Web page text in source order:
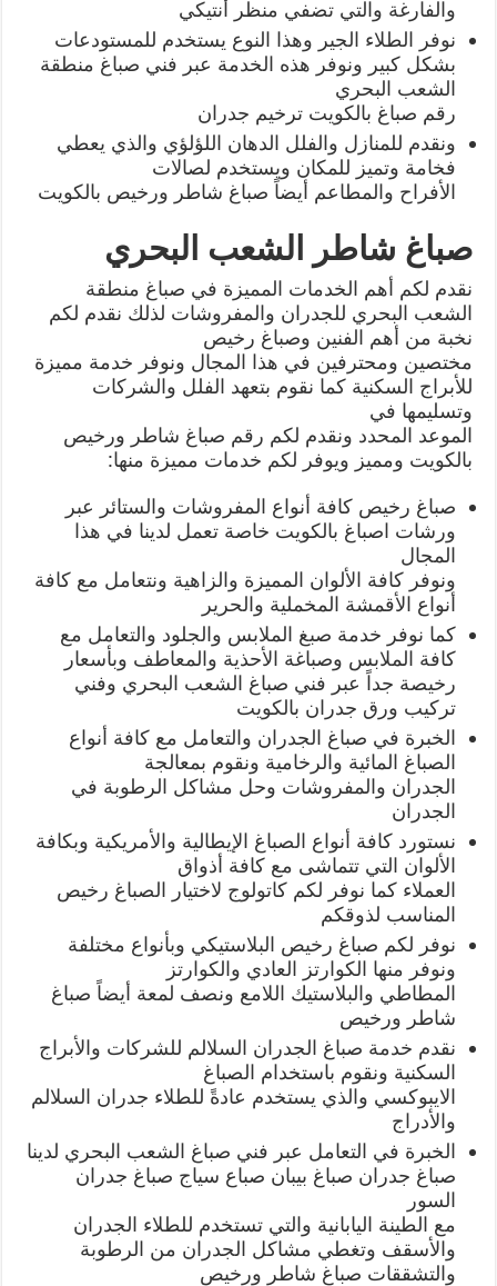
والفارغة والتي تضفي منظر أنتيكي
نوفر الطلاء الجير وهذا النوع يستخدم للمستودعات
بشكل كبير ونوفر هذه الخدمة عبر فني صباغ منطقة
الشعب البحري
رقم صباغ بالكويت ترخيم جدران
ونقدم للمنازل والفلل الدهان اللؤلؤي والذي يعطي
فخامة وتميز للمكان ويستخدم لصالات
الأفراح والمطاعم أيضاً صباغ شاطر ورخيص بالكويت
صباغ شاطر الشعب البحري
نقدم لكم أهم الخدمات المميزة في صباغ منطقة
الشعب البحري للجدران والمفروشات لذلك نقدم لكم
نخبة من أهم الفنين وصباغ رخيص
مختصين ومحترفين في هذا المجال ونوفر خدمة مميزة
للأبراج السكنية كما نقوم بتعهد الفلل والشركات
وتسليمها في
الموعد المحدد ونقدم لكم رقم صباغ شاطر ورخيص
بالكويت ومميز ويوفر لكم خدمات مميزة منها:
صباغ رخيص كافة أنواع المفروشات والستائر عبر
ورشات اصباغ بالكويت خاصة تعمل لدينا في هذا
المجال
ونوفر كافة الألوان المميزة والزاهية ونتعامل مع كافة
أنواع الأقمشة المخملية والحرير
كما نوفر خدمة صبغ الملابس والجلود والتعامل مع
كافة الملابس وصباغة الأحذية والمعاطف وبأسعار
رخيصة جداً عبر فني صباغ الشعب البحري وفني
تركيب ورق جدران بالكويت
الخبرة في صباغ الجدران والتعامل مع كافة أنواع
الصباغ المائية والرخامية ونقوم بمعالجة
الجدران والمفروشات وحل مشاكل الرطوبة في
الجدران
نستورد كافة أنواع الصباغ الإيطالية والأمريكية وبكافة
الألوان التي تتماشى مع كافة أذواق
العملاء كما نوفر لكم كاتولوج لاختيار الصباغ رخيص
المناسب لذوقكم
نوفر لكم صباغ رخيص البلاستيكي وبأنواع مختلفة
ونوفر منها الكوارتز العادي والكوارتز
المطاطي والبلاستيك اللامع ونصف لمعة أيضاً صباغ
شاطر ورخيص
نقدم خدمة صباغ الجدران السلالم للشركات والأبراج
السكنية ونقوم باستخدام الصباغ
الايبوكسي والذي يستخدم عادةً للطلاء جدران السلالم
والأدراج
الخبرة في التعامل عبر فني صباغ الشعب البحري لدينا
صباغ جدران صباغ بيبان صباع سياج صباغ جدران
السور
مع الطينة اليابانية والتي تستخدم للطلاء الجدران
والأسقف وتغطي مشاكل الجدران من الرطوبة
والتشققات صباغ شاطر ورخيص